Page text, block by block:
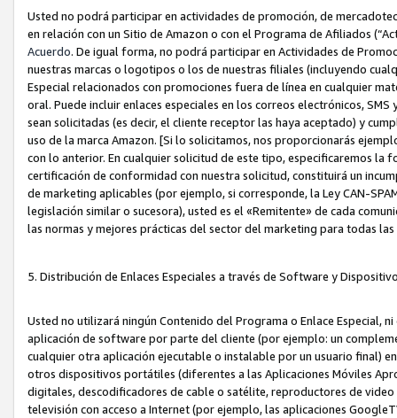
Usted no podrá participar en actividades de promoción, de
en relación con un Sitio de Amazon o con el Programa de Afiliados
Acuerdo. De igual forma, no podrá participar en Actividades de
nuestras marcas o logotipos o los de nuestras filiales (incluyendo
Especial relacionados con promociones fuera de línea en cualquier
oral. Puede incluir enlaces especiales en los correos electrónicos,
sean solicitadas (es decir, el cliente receptor las haya aceptado) y
uso de la marca Amazon. [Si lo solicitamos, nos proporcionarás
con lo anterior. En cualquier solicitud de este tipo, especificaremos
certificación de conformidad con nuestra solicitud, constituirá un
de marketing aplicables (por ejemplo, si corresponde, la Ley CAN-
legislación similar o sucesora), usted es el «Remitente» de cada
las normas y mejores prácticas del sector del marketing para todas
5. Distribución de Enlaces Especiales a través de Software y
Usted no utilizará ningún Contenido del Programa o Enlace Especial,
aplicación de software por parte del cliente (por ejemplo: un
cualquier otra aplicación ejecutable o instalable por un usuario final)
otros dispositivos portátiles (diferentes a las Aplicaciones Móviles
digitales, descodificadores de cable o satélite, reproductores de
televisión con acceso a Internet (por ejemplo, las aplicaciones